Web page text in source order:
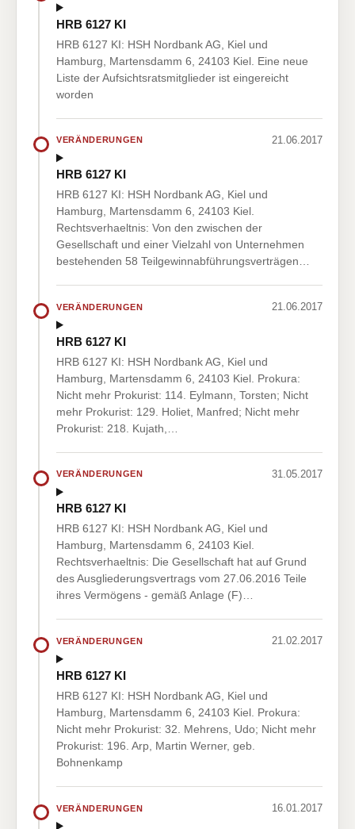
HRB 6127 KI
HRB 6127 KI: HSH Nordbank AG, Kiel und
Hamburg, Martensdamm 6, 24103 Kiel. Eine neue
Liste der Aufsichtsratsmitglieder ist eingereicht
worden
VERÄNDERUNGEN 21.06.2017
HRB 6127 KI
HRB 6127 KI: HSH Nordbank AG, Kiel und
Hamburg, Martensdamm 6, 24103 Kiel.
Rechtsverhaeltnis: Von den zwischen der
Gesellschaft und einer Vielzahl von Unternehmen
bestehenden 58 Teilgewinnabführungsverträgen…
VERÄNDERUNGEN 21.06.2017
HRB 6127 KI
HRB 6127 KI: HSH Nordbank AG, Kiel und
Hamburg, Martensdamm 6, 24103 Kiel. Prokura:
Nicht mehr Prokurist: 114. Eylmann, Torsten; Nicht
mehr Prokurist: 129. Holiet, Manfred; Nicht mehr
Prokurist: 218. Kujath,…
VERÄNDERUNGEN 31.05.2017
HRB 6127 KI
HRB 6127 KI: HSH Nordbank AG, Kiel und
Hamburg, Martensdamm 6, 24103 Kiel.
Rechtsverhaeltnis: Die Gesellschaft hat auf Grund
des Ausgliederungsvertrags vom 27.06.2016 Teile
ihres Vermögens - gemäß Anlage (F)…
VERÄNDERUNGEN 21.02.2017
HRB 6127 KI
HRB 6127 KI: HSH Nordbank AG, Kiel und
Hamburg, Martensdamm 6, 24103 Kiel. Prokura:
Nicht mehr Prokurist: 32. Mehrens, Udo; Nicht mehr
Prokurist: 196. Arp, Martin Werner, geb.
Bohnenkamp
VERÄNDERUNGEN 16.01.2017